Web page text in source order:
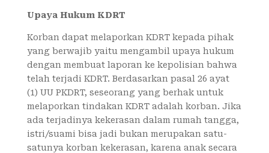
Upaya Hukum KDRT
Korban dapat melaporkan KDRT kepada pihak
yang berwajib yaitu mengambil upaya hukum
dengan membuat laporan ke kepolisian bahwa
telah terjadi KDRT. Berdasarkan pasal 26 ayat
(1) UU PKDRT, seseorang yang berhak untuk
melaporkan tindakan KDRT adalah korban. Jika
ada terjadinya kekerasan dalam rumah tangga,
istri/suami bisa jadi bukan merupakan satu-
satunya korban kekerasan, karena anak secara